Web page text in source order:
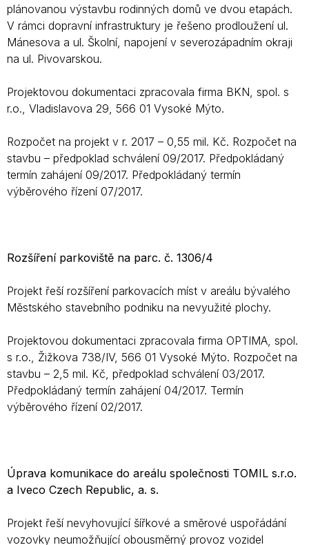
plánovanou výstavbu rodinných domů ve dvou etapách.
V rámci dopravní infrastruktury je řešeno prodloužení ul.
Mánesova a ul. Školní, napojení v severozápadním okraji
na ul. Pivovarskou.
Projektovou dokumentaci zpracovala firma BKN, spol. s
r.o., Vladislavova 29, 566 01 Vysoké Mýto.
Rozpočet na projekt v r. 2017 – 0,55 mil. Kč. Rozpočet na
stavbu – předpoklad schválení 09/2017. Předpokládaný
termín zahájení 09/2017. Předpokládaný termín
výběrového řízení 07/2017.
Rozšíření parkoviště na parc. č. 1306/4
Projekt řeší rozšíření parkovacích míst v areálu bývalého
Městského stavebního podniku na nevyužité plochy.
Projektovou dokumentaci zpracovala firma OPTIMA, spol.
s r.o., Žižkova 738/IV, 566 01 Vysoké Mýto. Rozpočet na
stavbu – 2,5 mil. Kč, předpoklad schválení 03/2017.
Předpokládaný termín zahájení 04/2017. Termín
výběrového řízení 02/2017.
Úprava komunikace do areálu společnosti TOMIL s.r.o.
a Iveco Czech Republic, a. s.
Projekt řeší nevyhovující šířkové a směrové uspořádání
vozovky neumožňující obousměrný provoz vozidel